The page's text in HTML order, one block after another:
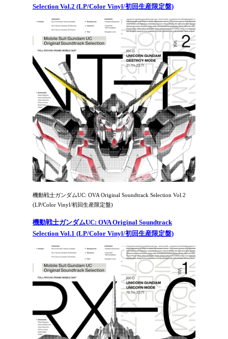
Selection Vol.2 (LP/Color Vinyl/初回生産限定盤)
機動戦士ガンダムUC: OVA Original Soundtrack Selection Vol.2
(LP/Color Vinyl/初回生産限定盤)
機動戦士ガンダムUC: OVA Original Soundtrack
Selection Vol.1 (LP/Color Vinyl/初回生産限定盤)